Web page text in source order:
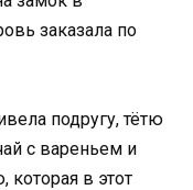
заказала по
подругу, тётю
с вареньем и
которая в этот